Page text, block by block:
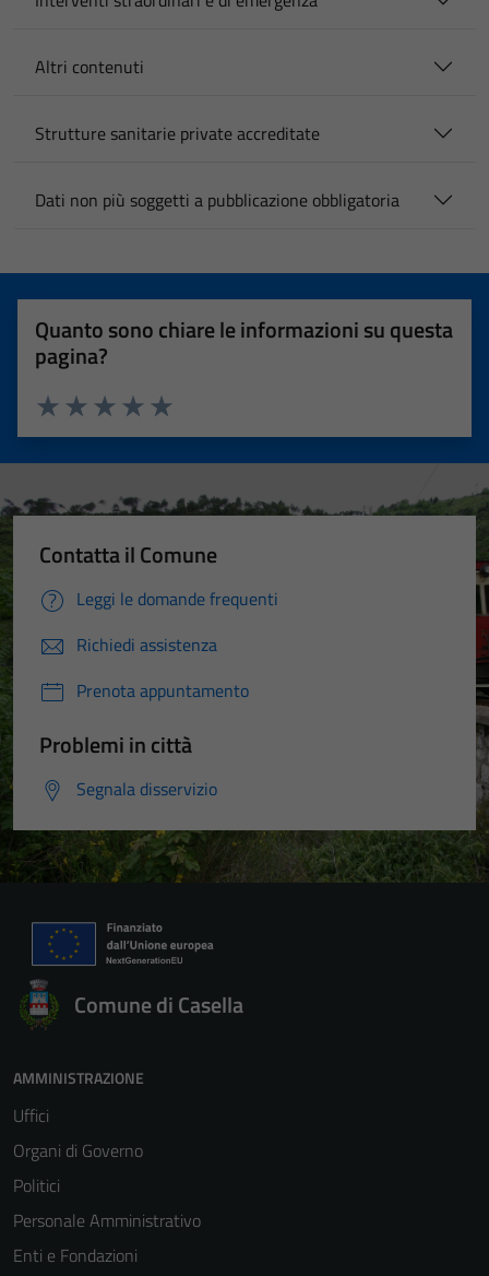
Altri contenuti
Strutture sanitarie private accreditate
Dati non più soggetti a pubblicazione obbligatoria
Quanto sono chiare le informazioni su questa
pagina?
Valuta 5 stelle su 5
Valuta 4 stelle su 5
Valuta 3 stelle su 5
Valuta 2 stelle su 5
Valuta 1 stelle su 5
Contatta il Comune
Leggi le domande frequenti
Richiedi assistenza
Prenota appuntamento
Problemi in città
Segnala disservizio
Comune di Casella
AMMINISTRAZIONE
Uffici
Organi di Governo
Politici
Personale Amministrativo
Enti e Fondazioni